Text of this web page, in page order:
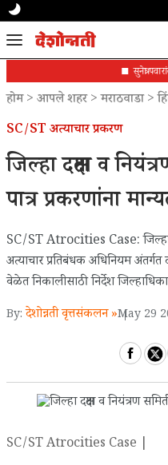
सुनेत्रा
होम> आपले शहर>मराठवाडा>
SC/ST अत्याचार प्रकरण
जिल्हा दक्षता व
पात्र प्रकरणांना
SC/ST Atrocities Case: जिल्हा
अत्याचार प्रतिबंधक अधिनियम अंतर्गत
वेळेत निकालीसाठी निर्देश
By: देशोन्नती वृत्तसंकलन »May 29
SC/ST Atrocities Case |